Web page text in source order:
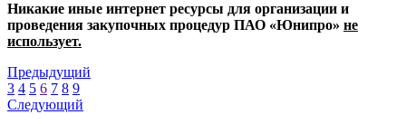
Никакие иные интернет ресурсы для организации и
проведения закупочных процедур ПАО «Юнипро» не
использует.
Предыдущий
3 4 5 6 7 8 9
Следующий